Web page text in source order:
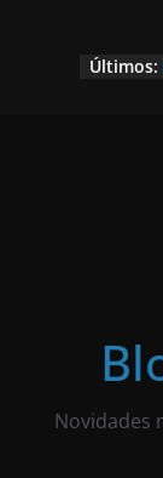
Últimos:
Novidades